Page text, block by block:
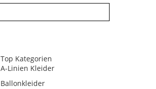
Top Kategorien
A-Linien Kleider
Ballonkleider